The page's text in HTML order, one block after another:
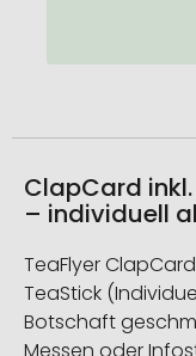
ClapCard
– individuell
TeaFlyer
TeaStick
Botschaft